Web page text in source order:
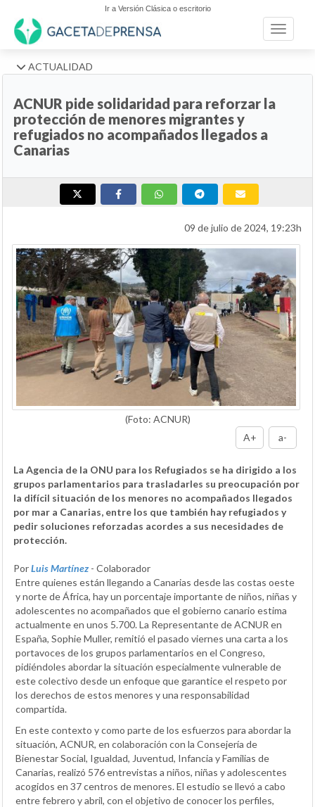
Ir a Versión Clásica o escritorio
Toggle
ACTUALIDAD
ACNUR pide solidaridad para reforzar la
protección de menores migrantes y
refugiados no acompañados llegados a
Canarias
09 de julio de 2024, 19:23h
(Foto: ACNUR)
A+
a-
La Agencia de la ONU para los Refugiados se ha dirigido a los
grupos parlamentarios para trasladarles su preocupación por
la difícil situación de los menores no acompañados llegados
por mar a Canarias, entre los que también hay refugiados y
pedir soluciones reforzadas acordes a sus necesidades de
protección.
PorLuis Martínez - Colaborador
Entre quienes están llegando a Canarias desde las costas oeste
y norte de África, hay un porcentaje importante de niños, niñas y
adolescentes no acompañados que el gobierno canario estima
actualmente en unos 5.700. La Representante de ACNUR en
España, Sophie Muller, remitió el pasado viernes una carta a los
portavoces de los grupos parlamentarios en el Congreso,
pidiéndoles abordar la situación especialmente vulnerable de
este colectivo desde un enfoque que garantice el respeto por
los derechos de estos menores y una responsabilidad
compartida.
En este contexto y como parte de los esfuerzos para abordar la
situación, ACNUR, en colaboración con la Consejería de
Bienestar Social, Igualdad, Juventud, Infancia y Familias de
Canarias, realizó 576 entrevistas a niños, niñas y adolescentes
acogidos en 37 centros de menores. El estudio se llevó a cabo
entre febrero y abril, con el objetivo de conocer los perfiles,